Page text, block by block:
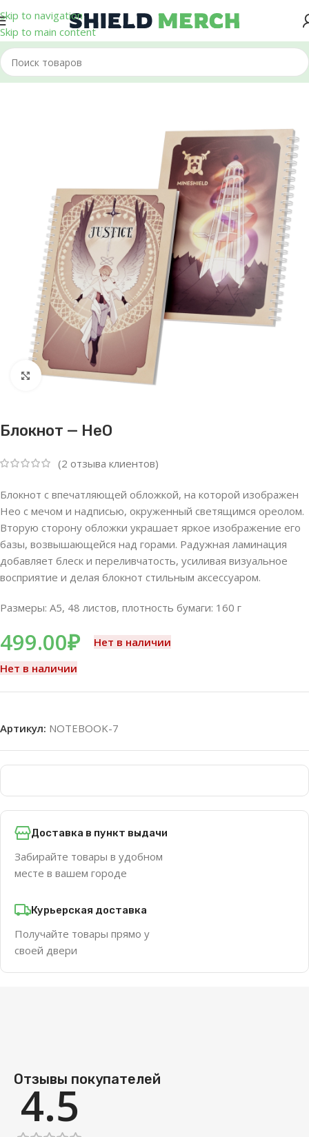
Skip to navigation
Skip to main content
Главная/Блокноты
Нажмите, чтобы увеличить
Блокнот — HeО
(2 отзыва клиентов)
Блокнот с впечатляющей обложкой, на которой изображен
Heo с мечом и надписью, окруженный светящимся ореолом.
Вторую сторону обложки украшает яркое изображение его
базы, возвышающейся над горами. Радужная ламинация
добавляет блеск и переливчатость, усиливая визуальное
восприятие и делая блокнот стильным аксессуаром.
Размеры: A5, 48 листов, плотность бумаги: 160 г
499.00₽
Нет в наличии
Нет в наличии
Артикул: NOTEBOOK-7
Доставка в пункт выдачи
Забирайте товары в удобном
месте в вашем городе
Курьерская доставка
Получайте товары прямо у
своей двери
Отзывы покупателей
4.5